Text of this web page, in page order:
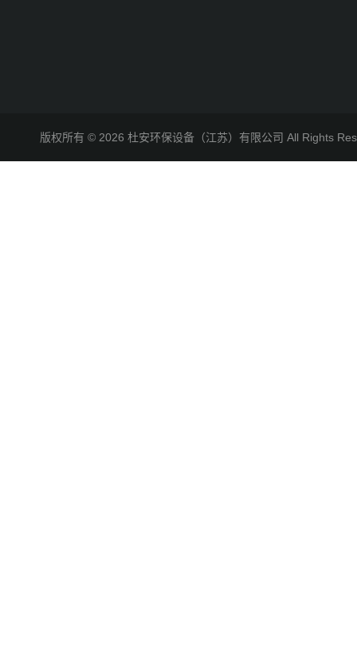
版权所有 © 2026 杜安环保设备（江苏）有限公司 All Rights